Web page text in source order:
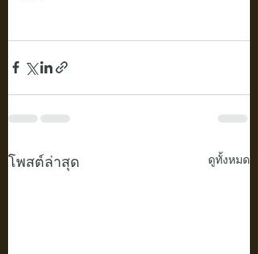
โพสต์ล่าสุด ดูทั้งหมด